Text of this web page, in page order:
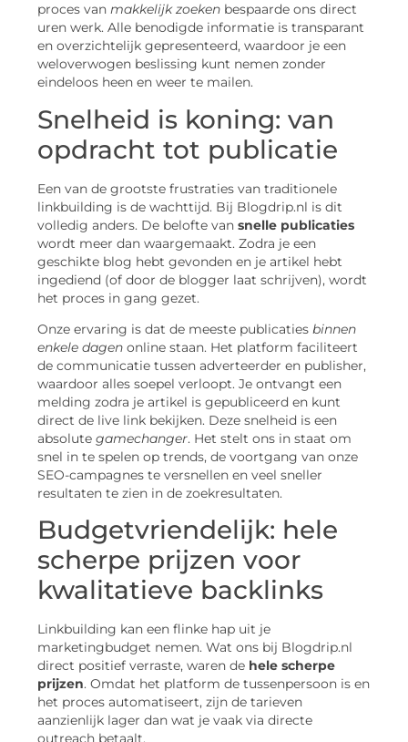
proces van makkelijk zoeken bespaarde ons direct
uren werk. Alle benodigde informatie is transparant
en overzichtelijk gepresenteerd, waardoor je een
weloverwogen beslissing kunt nemen zonder
eindeloos heen en weer te mailen.
Snelheid is koning: van
opdracht tot publicatie
Een van de grootste frustraties van traditionele
linkbuilding is de wachttijd. Bij Blogdrip.nl is dit
volledig anders. De belofte van snelle publicaties
wordt meer dan waargemaakt. Zodra je een
geschikte blog hebt gevonden en je artikel hebt
ingediend (of door de blogger laat schrijven), wordt
het proces in gang gezet.
Onze ervaring is dat de meeste publicaties binnen
enkele dagen online staan. Het platform faciliteert
de communicatie tussen adverteerder en publisher,
waardoor alles soepel verloopt. Je ontvangt een
melding zodra je artikel is gepubliceerd en kunt
direct de live link bekijken. Deze snelheid is een
absolute gamechanger. Het stelt ons in staat om
snel in te spelen op trends, de voortgang van onze
SEO-campagnes te versnellen en veel sneller
resultaten te zien in de zoekresultaten.
Budgetvriendelijk: hele
scherpe prijzen voor
kwalitatieve backlinks
Linkbuilding kan een flinke hap uit je
marketingbudget nemen. Wat ons bij Blogdrip.nl
direct positief verraste, waren de hele scherpe
prijzen. Omdat het platform de tussenpersoon is en
het proces automatiseert, zijn de tarieven
aanzienlijk lager dan wat je vaak via directe
outreach betaalt.